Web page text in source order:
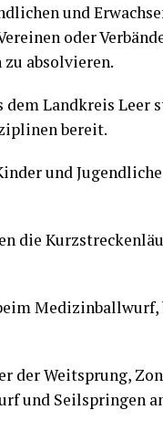
und
oder
zu absolvieren.
Land­kreis Leer
bereit.
und
die
der Weit­sprung,
und Seil­sprin­gen